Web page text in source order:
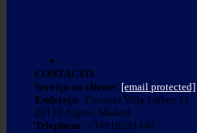
CONTACTO
Serviço ao cliente: [email protected]
Endereço: Travesía Villa Esther, 11
28110 Algete, Madrid
Telephone: +34916281440